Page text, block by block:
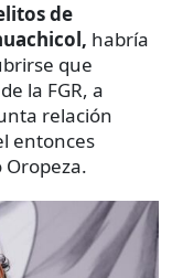
de
habría
que
la FGR, a
relación
entonces
Oropeza.